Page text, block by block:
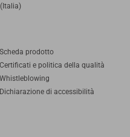
Scheda prodotto
Certificati e politica della qualità
Whistleblowing
Dichiarazione di accessibilità